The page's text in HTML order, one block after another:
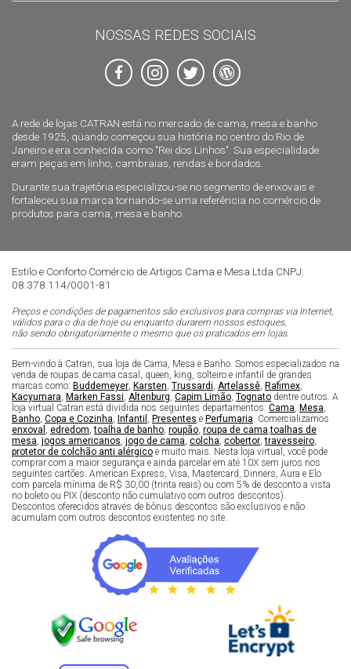
A rede de lojas CATRAN está no mercado de cama, mesa e banho
desde 1925, quando começou sua história no centro do Rio de
Janeiro e era conhecida como "Rei dos Linhos". Sua especialidade
eram peças em linho, cambraias, rendas e bordados.
Durante sua trajetória especializou-se no segmento de enxovais e
fortaleceu sua marca tornando-se uma referência no comércio de
produtos para cama, mesa e banho.
NOSSAS REDES SOCIAIS
Estilo e Conforto Comércio de Artigos Cama e Mesa Ltda CNPJ:
08.378.114/0001-81
Preços e condições de pagamentos são exclusivos para compras via Internet,
válidos para o dia de hoje ou enquanto durarem nossos estoques,
não sendo obrigatoriamente o mesmo que os praticados em lojas.
Bem-vindo à Catran, sua loja de Cama, Mesa e Banho. Somos especializados na
venda de roupas de cama casal, queen, king, solteiro e infantil de grandes
marcas como: Buddemeyer, Karsten, Trussardi, Artelassê, Rafimex,
Kacyumara, Marken Fassi, Altenburg, Capim Limão, Tognato dentre outros. A
loja virtual Catran está dividida nos seguintes departamentos: Cama, Mesa,
Banho, Copa e Cozinha, Infantil , Presentes e Perfumaria. Comercializamos
enxoval , edredom,toalha de banho, roupão, roupa de cama,toalhas de
mesa, jogos americanos, jogo de cama, colcha, cobertor,travesseiro,
protetor de colchão anti alérgico e muito mais. Nesta loja virtual, você pode
comprar com a maior segurança e ainda parcelar em até 10X sem juros nos
seguintes cartões: American Express, Visa, Mastercard, Dinners, Aura e Elo
com parcela mínima de R$ 30,00 (trinta reais) ou com 5% de desconto a vista
no boleto ou PIX (desconto não cumulativo com outros descontos).
Descontos oferecidos através de bônus descontos são exclusivos e não
acumulam com outros descontos existentes no site.